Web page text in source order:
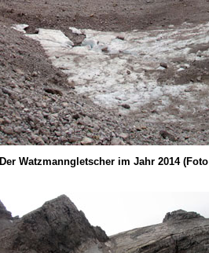
Der Watzmanngletscher im Jahr 2014